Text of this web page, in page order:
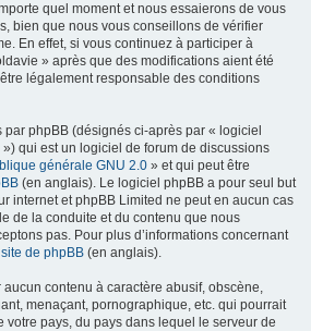
quel moment et nous essaierons de vous
bien que nous vous conseillons de vérifier
En effet, si vous continuez à participer à
» après que des modifications aient été
légalement responsable des conditions
phpBB (désignés ci-après par « logiciel
qui est un logiciel de forum de discussions
générale GNU 2.0 » et qui peut être
(en anglais). Le logiciel phpBB a pour seul but
internet et phpBB Limited ne peut en aucun cas
de la conduite et du contenu que nous
pas. Pour plus d’informations concernant
site de phpBB (en anglais).
contenu à caractère abusif, obscène,
menaçant, pornographique, etc. qui pourrait
votre pays, du pays dans lequel le serveur de